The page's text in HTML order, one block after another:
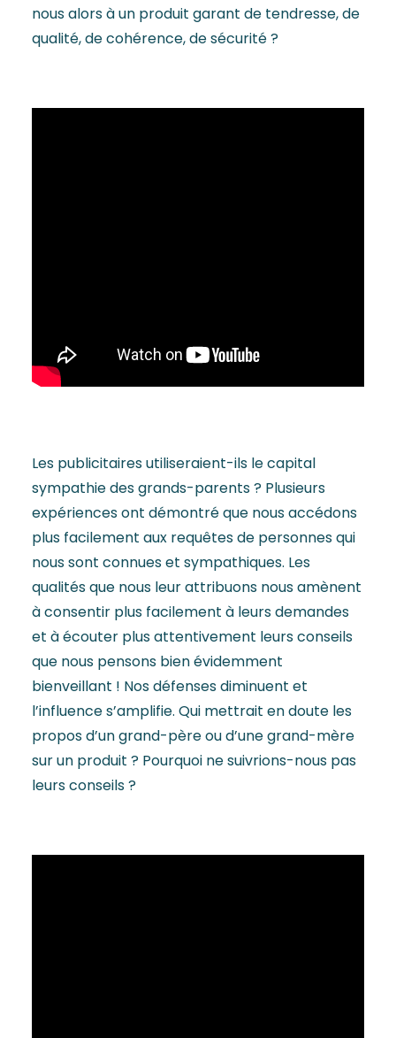
nous alors à un produit garant de tendresse, de
qualité, de cohérence, de sécurité ?
Les publicitaires utiliseraient-ils le capital
sympathie des grands-parents ? Plusieurs
expériences ont démontré que nous accédons
plus facilement aux requêtes de personnes qui
nous sont connues et sympathiques. Les
qualités que nous leur attribuons nous amènent
à consentir plus facilement à leurs demandes
et à écouter plus attentivement leurs conseils
que nous pensons bien évidemment
bienveillant ! Nos défenses diminuent et
l’influence s’amplifie. Qui mettrait en doute les
propos d’un grand-père ou d’une grand-mère
sur un produit ? Pourquoi ne suivrions-nous pas
leurs conseils ?